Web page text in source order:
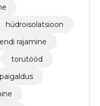
hüdroisolatsioon
rajamine
torutööd